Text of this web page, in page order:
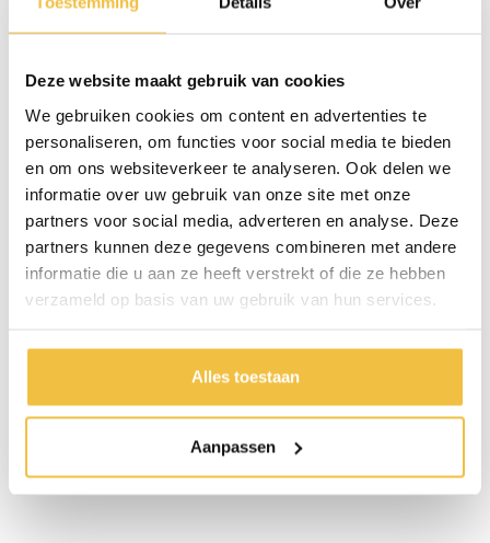
Deze website maakt gebruik van cookies
We gebruiken cookies om content en advertenties te
personaliseren, om functies voor social media te bieden
en om ons websiteverkeer te analyseren. Ook delen we
informatie over uw gebruik van onze site met onze
partners voor social media, adverteren en analyse. Deze
partners kunnen deze gegevens combineren met andere
informatie die u aan ze heeft verstrekt of die ze hebben
verzameld op basis van uw gebruik van hun services.
Alles toestaan
Aanpassen
Dr Struyckenplein 67 -
68 4812 TA Breda
(Nederland)
Ma t/m vr: 09:00 -
17:00 uur Za: 10:00 -
16:00 uur
Zaterdag alléén voor
reparatie van uw kunstgebit
bij ons tandtechnisch lab
aan het Dr Struyckenplein
61
afspraak
1.000+ patiënten gingen u voor